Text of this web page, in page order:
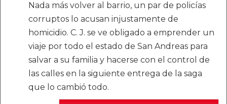
Nada más volver al barrio, un par de policías
corruptos lo acusan injustamente de
homicidio. C. J. se ve obligado a emprender un
viaje por todo el estado de San Andreas para
salvar a su familia y hacerse con el control de
las calles en la siguiente entrega de la saga
que lo cambió todo.